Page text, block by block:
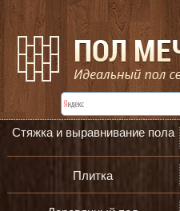
Стяжка и выравнивание пола
Плитка